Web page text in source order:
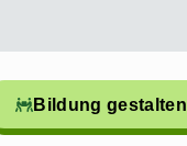
Bildung gestalten